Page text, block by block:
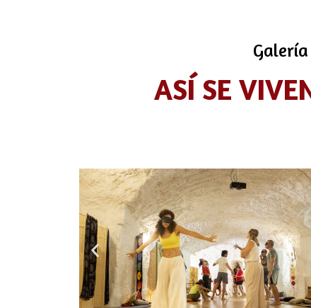
ASÍ SE